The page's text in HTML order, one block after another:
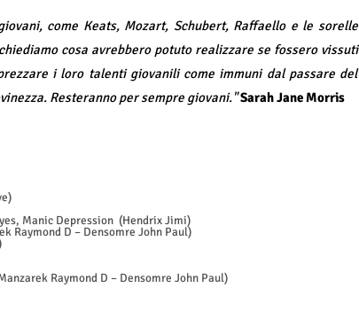
come Keats, Mozart, Schubert, Raffaello e le sorelle
cosa avrebbero potuto realizzare se fossero vissuti
i loro talenti giovanili come immuni dal passare del
Resteranno per sempre giovani."Sarah Jane Morris
Manic Depression (Hendrix Jimi)
Raymond D – Densomre John Paul)
Raymond D – Densomre John Paul)